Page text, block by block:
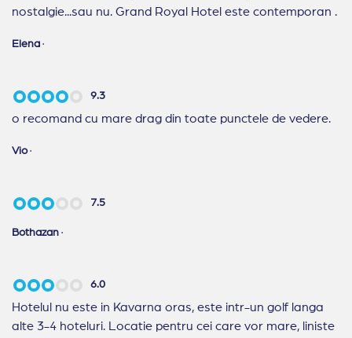
nostalgie...sau nu. Grand Royal Hotel este contemporan .
Elena ·
9.3
o recomand cu mare drag din toate punctele de vedere.
Vio ·
7.5
Bothazan ·
6.0
Hotelul nu este in Kavarna oras, este intr-un golf langa
alte 3-4 hoteluri. Locatie pentru cei care vor mare, liniste